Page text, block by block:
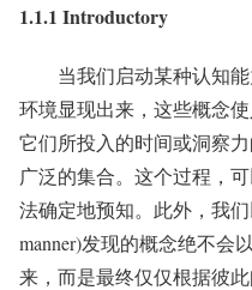
1.1.1 Introductory
当我们启动某种认知能
环境显现出来，这些概念
它们所投入的时间或洞察
广泛的集合。这个过程，
法确定地预知。此外，我们
manner)发现的概念绝不会
来，而是最终仅仅根据彼